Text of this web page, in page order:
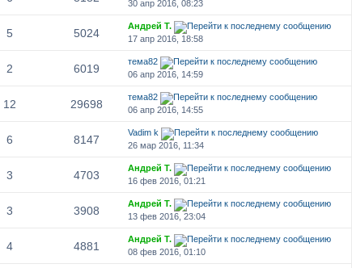
30 апр 2016, 08:23
5 5024
Андрей Т.
17 апр 2016, 18:58
2 6019
тема82
06 апр 2016, 14:59
12 29698
тема82
06 апр 2016, 14:55
6 8147
Vadim k
26 мар 2016, 11:34
3 4703
Андрей Т.
16 фев 2016, 01:21
3 3908
Андрей Т.
13 фев 2016, 23:04
4 4881
Андрей Т.
08 фев 2016, 01:10